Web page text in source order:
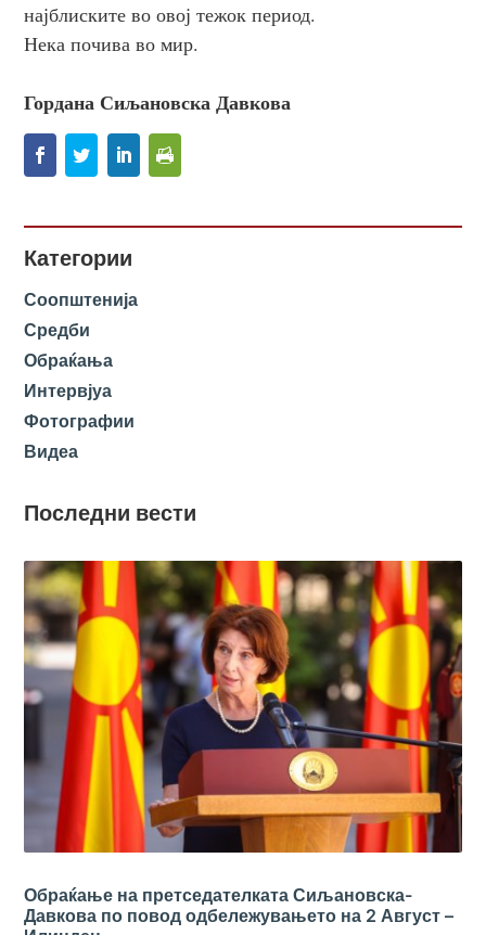
најблиските во овој тежок период.
Нека почива во мир.
Гордана Сиљановска Давкова
Категории
Соопштенија
Средби
Обраќања
Интервјуа
Фотографии
Видеа
Последни вести
Обраќање на претседателката Сиљановска-
Давкова по повод одбележувањето на 2 Август –